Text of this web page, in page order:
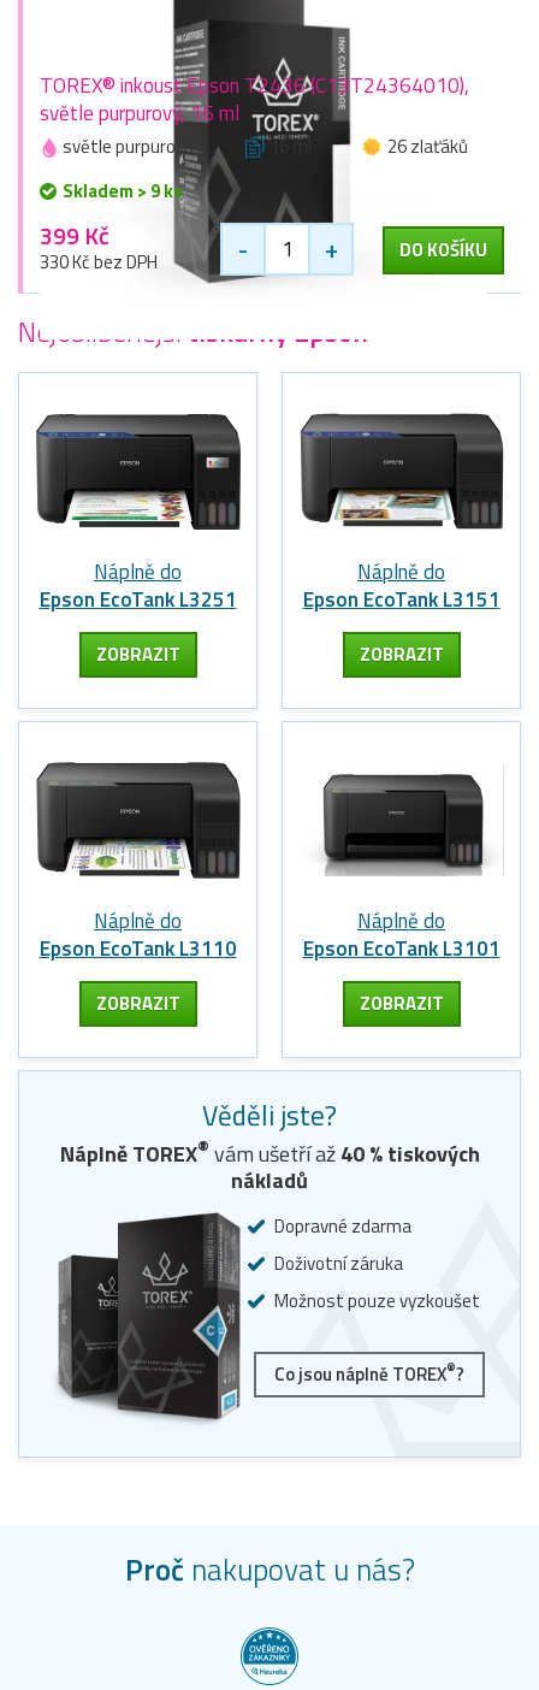
TOREX® inkoust Epson T2436 (C13T24364010),
světle purpurový, 16 ml
světle purpurová 16 ml
26 zlaťáků
Skladem > 9 ks
399 Kč
330 Kč bez DPH - + DO KOŠÍKU
Nejoblíbenější tiskárny Epson
Náplně do
Epson EcoTank L3251
ZOBRAZIT
Náplně do
Epson EcoTank L3151
ZOBRAZIT
Náplně do
Epson EcoTank L3110
ZOBRAZIT
Náplně do
Epson EcoTank L3101
ZOBRAZIT
Věděli jste?
Náplně TOREX® vám ušetří až40% tiskových
nákladů
Dopravné zdarma
Doživotní záruka
Možnost pouze vyzkoušet
Co jsou náplně TOREX®?
Proč nakupovat u nás?